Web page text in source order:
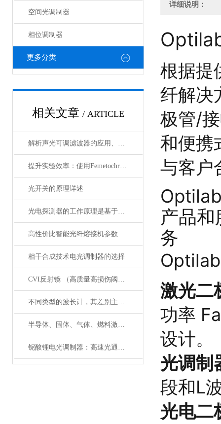
空间光调制器
相位调制器
更多分类
相关文章 / ARTICLE
解析声光可调滤波器的应用、原理以及使用特点
提升实验效率：使用Femetochrome快速扫描自相关仪的优势
光开关的原理详述
光电探测器的工作原理是基于光电效应
高性价比智能光纤熔接机参数
相干合成技术电光调制器的选择
CVI反射镜 （高质量高损伤阈值反射镜）产品介绍
不同类型的波长计，其差别主要体现在以下这些地方
半导体、固体、气体、燃料激光器有哪些典型应用？
铌酸锂电光调制器：高速光通信的关键技术
详细说明：
根据提
纤解决
极管/
和便携
与客户
产品和
务
激光二
功率
设计。
光调制
段和L
光电二